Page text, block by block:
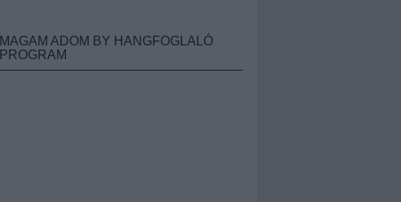
MAGAM ADOM BY HANGFOGLALÓ
PROGRAM